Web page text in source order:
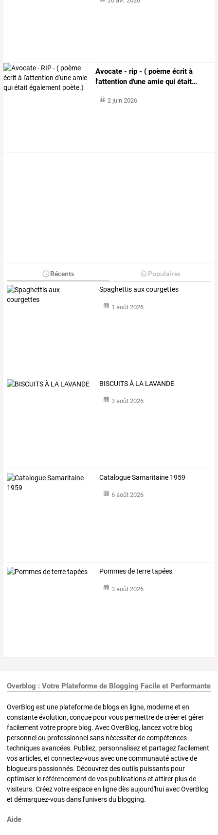
Avocate - rip - ( poème écrit à
l'attention d'une amie qui était…
2 juin 2026
Récents Populaires
Spaghettis aux courgettes
1 août 2026
BISCUITS À LA LAVANDE
3 août 2026
Catalogue Samaritaine 1959
6 août 2026
Pommes de terre tapées
3 août 2026
Overblog : Votre Plateforme de Blogging Facile et Performante
OverBlog est une plateforme de blogs en ligne, moderne et en
constante évolution, conçue pour vous permettre de créer et gérer
facilement votre propre blog. Avec OverBlog, lancez votre blog
personnel ou professionnel sans nécessiter de compétences
techniques avancées. Publiez, personnalisez et partagez facilement
vos articles, et connectez-vous avec une communauté active de
blogueurs passionnés. Découvrez des outils puissants pour
optimiser le référencement de vos publications et attirer plus de
visiteurs. Créez votre espace en ligne dès aujourd'hui avec OverBlog
et démarquez-vous dans l'univers du blogging.
Aide